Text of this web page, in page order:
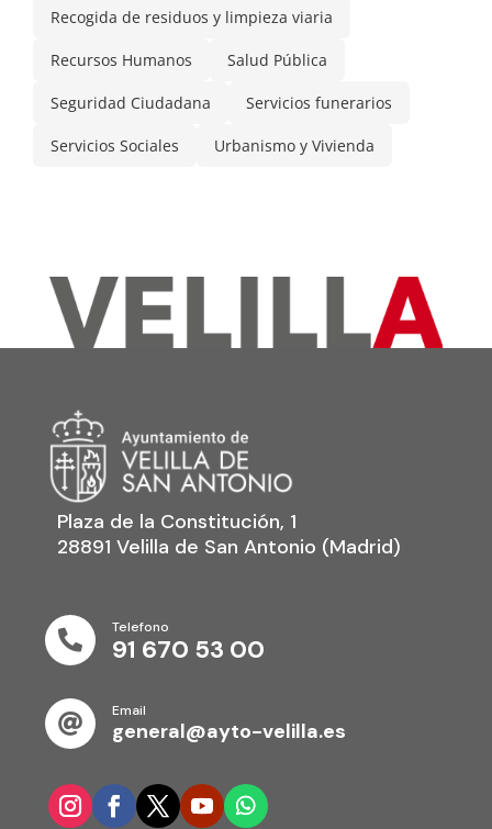
Recogida de residuos y limpieza viaria
Recursos Humanos Salud Pública
Seguridad Ciudadana Servicios funerarios
Servicios Sociales Urbanismo y Vivienda
Plaza de la Constitución, 1
28891 Velilla de San Antonio (Madrid)

Telefono
91 670 53 00

Email
general@ayto-velilla.es